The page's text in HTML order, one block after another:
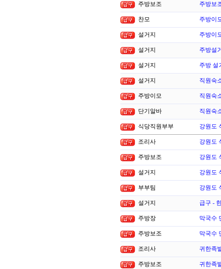
주방보조 주방보
찬모 주방이
설거지 주방이
설거지 주방설
설거지 주방 설
설거지 직원숙
주방이모 직원숙
단기알바 직원숙
식당직원부부 강원도
조리사 강원도
주방보조 강원도
설거지 강원도
부부팀 강원도
설거지 급구 -
주방장 막국수
주방보조 막국수
조리사 귀한족
주방보조 귀한족